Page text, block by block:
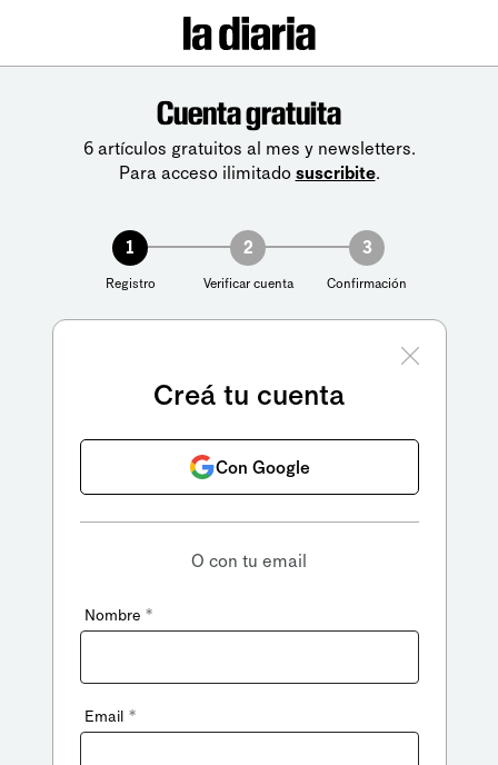
Cuenta gratuita
6 artículos gratuitos al mes y newsletters.
Para acceso ilimitado suscribite.
1
Registro
2
Verificar cuenta
3
Confirmación
Creá tu cuenta
Con Google
O con tu email
Nombre *
Email *